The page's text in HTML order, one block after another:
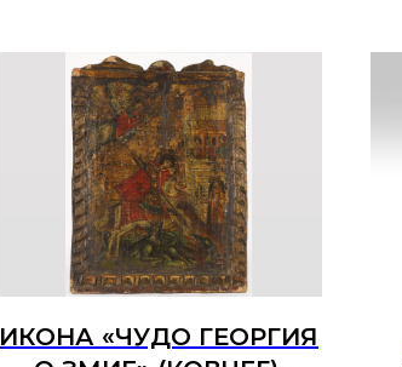
ИКОНА «ЧУДО ГЕОРГИЯ